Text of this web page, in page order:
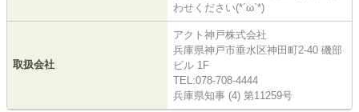
わせください(*´ω`*)
取扱会社
アクト神戸株式会社
兵庫県神戸市垂水区神田町2-40 磯部
ビル 1F
TEL:078-708-4444
兵庫県知事 (4) 第11259号